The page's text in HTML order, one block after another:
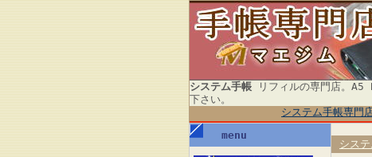
システム手帳 リフィルの専門店。A5
下さい。
システム手帳専門
menu
シス